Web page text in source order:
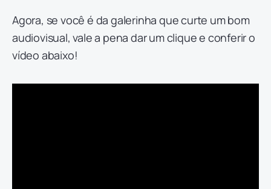
Agora, se você é da galerinha que curte um bom
audiovisual, vale a pena dar um clique e conferir o
vídeo abaixo!